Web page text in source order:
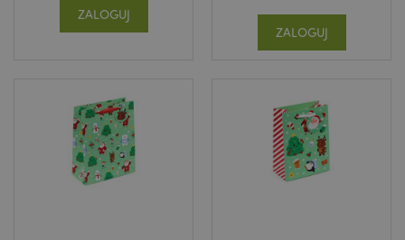
ZALOGUJ
ZALOGUJ
recently_compared_product_previous
Adobe Inc.
www.puckator.pl